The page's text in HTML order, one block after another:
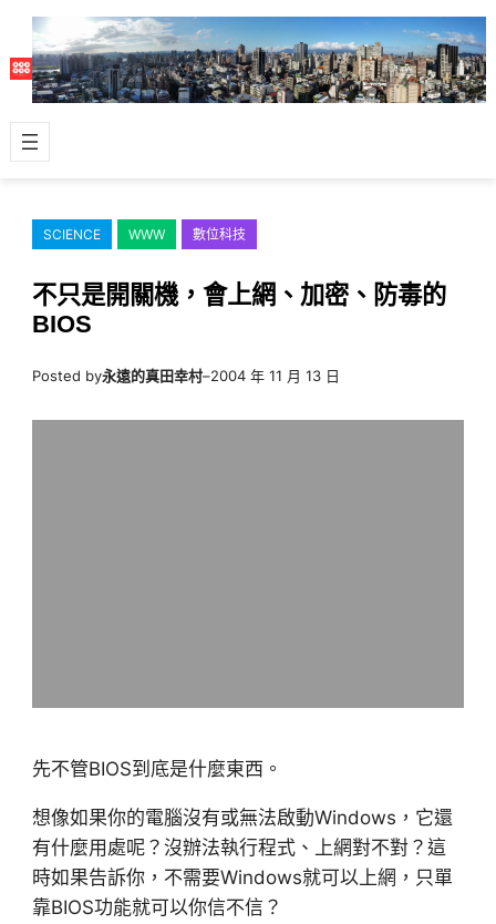
主
容
SCIENCE WWW 數位科技
不只是開關機，會上網、加密、防毒的
BIOS
Posted by永遠的真田幸村–2004 年 11 月 13 日
先不管BIOS到底是什麼東西。
想像如果你的電腦沒有或無法啟動Windows，它還
有什麼用處呢？沒辦法執行程式、上網對不對？這
時如果告訴你，不需要Windows就可以上網，只單
靠BIOS功能就可以你信不信？